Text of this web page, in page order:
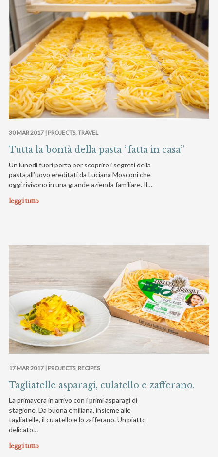
30 MAR 2017 | PROJECTS,TRAVEL
Tutta la bontà della pasta “fatta in casa”
Un lunedì fuori porta per scoprire i segreti della
pasta all’uovo ereditati da Luciana Mosconi che
oggi rivivono in una grande azienda familiare. Il…
leggi tutto
17 MAR 2017 | PROJECTS, RECIPES
Tagliatelle asparagi, culatello e zafferano.
La primavera in arrivo con i primi asparagi di
stagione. Da buona emiliana, insieme alle
tagliatelle, il culatello e lo zafferano. Un piatto
delicato…
leggi tutto